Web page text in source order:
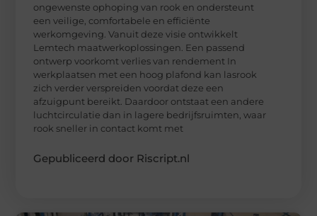
ongewenste ophoping van rook en ondersteunt
een veilige, comfortabele en efficiënte
werkomgeving. Vanuit deze visie ontwikkelt
Lemtech maatwerkoplossingen. Een passend
ontwerp voorkomt verlies van rendement In
werkplaatsen met een hoog plafond kan lasrook
zich verder verspreiden voordat deze een
afzuigpunt bereikt. Daardoor ontstaat een andere
luchtcirculatie dan in lagere bedrijfsruimten, waar
rook sneller in contact komt met
Gepubliceerd door Riscript.nl